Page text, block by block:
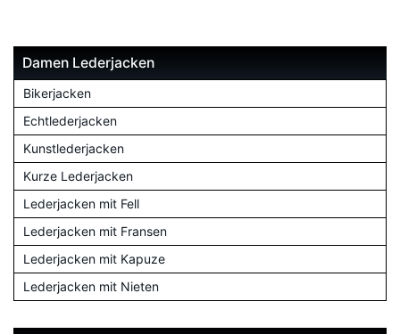
Damen Lederjacken
Bikerjacken
Echtlederjacken
Kunstlederjacken
Kurze Lederjacken
Lederjacken mit Fell
Lederjacken mit Fransen
Lederjacken mit Kapuze
Lederjacken mit Nieten